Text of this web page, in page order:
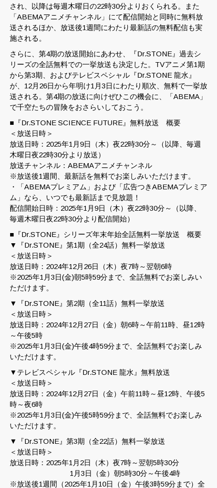
され、以降は毎週木曜日の22時30分よりおくられる。また
「ABEMAアニメチャンネル」にて配信開始と同時に無料放
送されるほか、放送後1週間にわたり最新話の無料配信も実
施される。
さらに、第4期の放送開始にあわせ、『Dr.STONE』過去シ
リーズの全話無料での一挙放送も決定した。TVアニメ第1期
から第3期、およびテレビスペシャル『Dr.STONE 龍水』
が、12月26日から年明け1月3日にわたり順次、無料で一挙放
送される。第4期の放送に向けぜひこの機会に、「ABEMA」
で千空たちの冒険をおさらいしておこう。
■『Dr.STONE SCIENCE FUTURE』無料放送 概要
＜放送日時＞
放送日時：2025年1月9日（木）夜22時30分～（以降、毎週
木曜日夜22時30分より放送）
放送チャンネル：ABEMAアニメチャンネル
※放送後1週間、最新話を無料でお楽しみいただけます。
・「ABEMAプレミアム」および「広告つきABEMAプレミア
ム」なら、いつでも最新話まで見放題！
配信開始日時：2025年1月9日（木）夜22時30分～（以降、
毎週木曜日夜22時30分より配信開始）
■『Dr.STONE』シリーズ年末年始全話無料一挙放送 概要
▼『Dr.STONE』第1期（全24話）無料一挙放送
＜放送日時＞
放送日時：2024年12月26日（木）夜7時～翌朝6時
※2025年1月3日(金)朝5時59分まで、全話無料でお楽しみい
ただけます。
▼『Dr.STONE』第2期（全11話）無料一挙放送
＜放送日時＞
放送日時：2024年12月27日（金）朝6時～午前11時、昼12時
～午後5時
※2025年1月3日(金)午後4時59分まで、全話無料でお楽しみ
いただけます。
▼テレビスペシャル『Dr.STONE 龍水』無料放送
＜放送日時＞
放送日時：2024年12月27日（金）午前11時～昼12時、午後5
時～夜6時
※2025年1月3日(金)午後5時59分まで、全話無料でお楽しみ
いただけます。
▼『Dr.STONE』第3期（全22話）無料一挙放送
＜放送日時＞
放送日時：2025年1月2日（木）夜7時～翌朝5時30分
1月3日（金）朝5時30分～午後4時
※放送後1週間（2025年1月10日（金）午後3時59分まで）全